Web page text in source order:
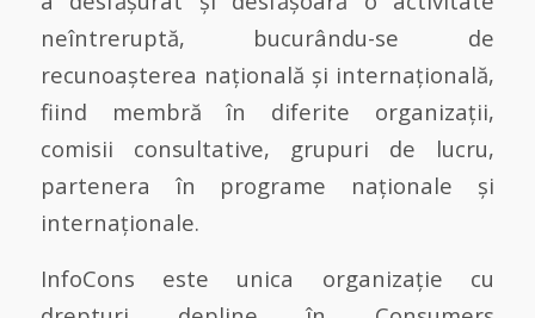
neîntreruptă, bucurându-se de
recunoașterea națională și internațională,
fiind membră în diferite organizații,
comisii consultative, grupuri de lucru,
partenera în programe naționale și
internaționale.
InfoCons este unica organizație cu